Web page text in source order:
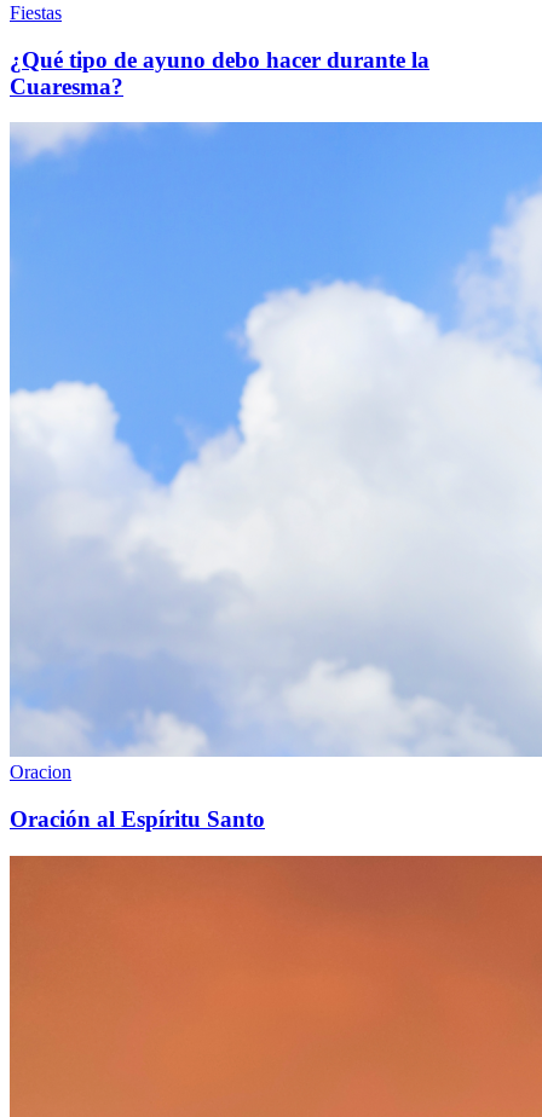
Fiestas
¿Qué tipo de ayuno debo hacer durante la
Cuaresma?
Oracion
Oración al Espíritu Santo